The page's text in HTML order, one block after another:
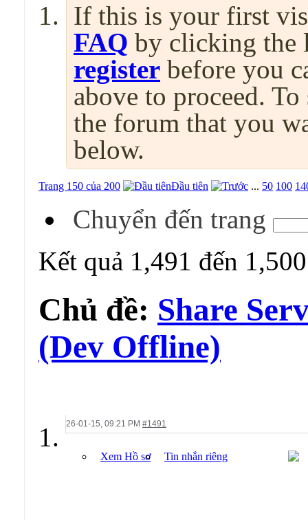
If this is your first
FAQ by clicking the
register before you
above to proceed.
the forum that you
below.
Trang 150 của 200 Đầu tiên ... 50 100
Chuyển đến trang
Kết quả 1,491 đến
Chủ đề: Share
(Dev Offline)
26-01-15, 09:21 PM #1491
Xem Hồ sơ Tin nhắn riêng